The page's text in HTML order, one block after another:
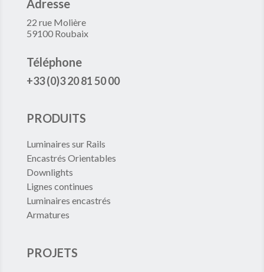
Adresse
22 rue Molière
59100 Roubaix
Téléphone
+33 (0)3 20 81 50 00
PRODUITS
Luminaires sur Rails
Encastrés Orientables
Downlights
Lignes continues
Luminaires encastrés
Armatures
PROJETS